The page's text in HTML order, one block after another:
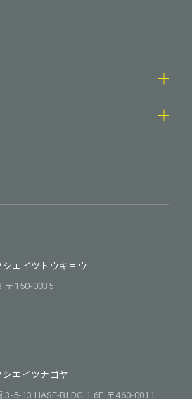
エイツトウキョウ
〒150-0035
エイツナゴヤ
5-13 HASE-BLDG.1 6F 〒460-0011